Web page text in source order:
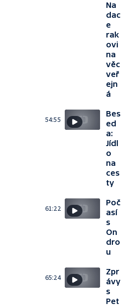
Na
dac
e
rak
ovi
na
věc
veř
ejn
á
54:55
Bes
ed
a:
Jídl
o
na
ces
ty
61:22
Poč
así
s
On
dro
u
65:24
Zpr
ávy
s
Pet